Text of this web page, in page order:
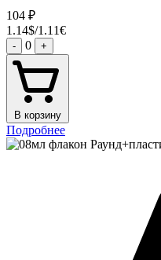
104 ₽
1.14$/1.11€
- 0 +
В корзину
Подробнее